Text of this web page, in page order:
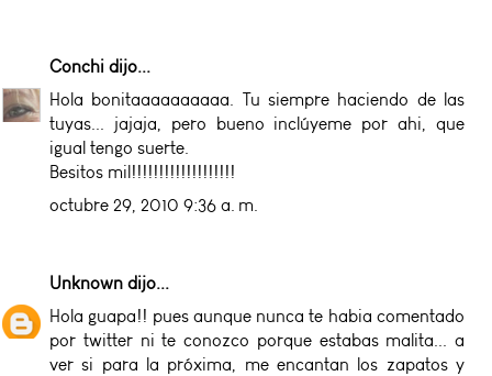
Conchi dijo...
Hola bonitaaaaaaaaaa. Tu siempre haciendo de las
tuyas... jajaja, pero bueno inclúyeme por ahi, que
igual tengo suerte.
Besitos mil!!!!!!!!!!!!!!!!!!!
octubre 29, 2010 9:36 a. m.
Unknown dijo...
Hola guapa!! pues aunque nunca te habia comentado
por twitter ni te conozco porque estabas malita... a
ver si para la próxima, me encantan los zapatos y